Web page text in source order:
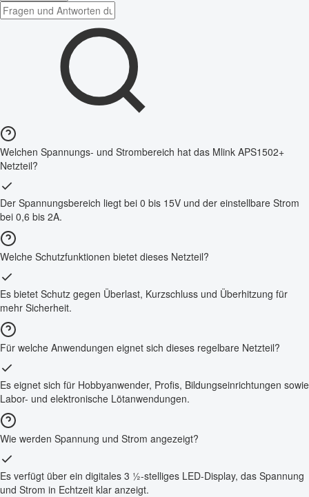
Welchen Spannungs- und Strombereich hat das Mlink APS1502+
Netzteil?
Der Spannungsbereich liegt bei 0 bis 15V und der einstellbare Strom
bei 0,6 bis 2A.
Welche Schutzfunktionen bietet dieses Netzteil?
Es bietet Schutz gegen Überlast, Kurzschluss und Überhitzung für
mehr Sicherheit.
Für welche Anwendungen eignet sich dieses regelbare Netzteil?
Es eignet sich für Hobbyanwender, Profis, Bildungseinrichtungen sowie
Labor- und elektronische Lötanwendungen.
Wie werden Spannung und Strom angezeigt?
Es verfügt über ein digitales 3 ½-stelliges LED-Display, das Spannung
und Strom in Echtzeit klar anzeigt.